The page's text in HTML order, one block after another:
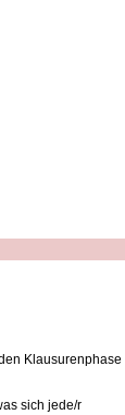
Klausurenphase
sich jede/r